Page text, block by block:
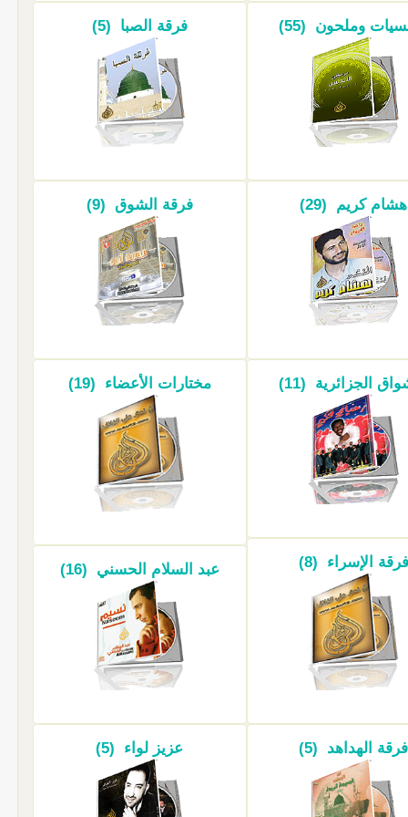
وملحون (55)
هشام كريم (29)
الجزائرية (11)
فرقة الإسراء (8)
فرقة الهداهد (5)
فرقة الصبا (5)
فرقة الشوق (9)
مختارات الأعضاء (19)
عبد السلام الحسني (16)
عزيز لواء (5)